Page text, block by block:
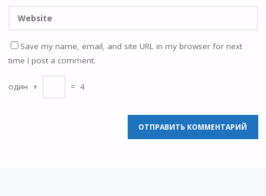
Save my name, email, and site URL in my browser for next
time I post a comment.
один + = 4